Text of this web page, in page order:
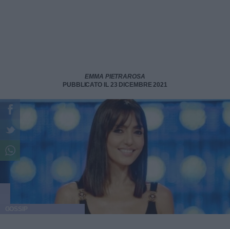
EMMA PIETRAROSA
PUBBLICATO IL 23 DICEMBRE 2021